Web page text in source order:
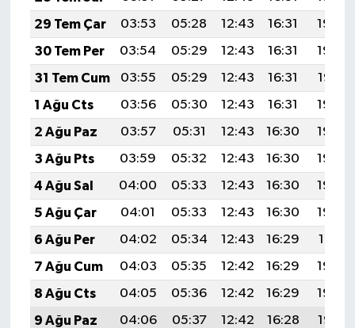
29 Tem Çar
03:53 05:28 12:43 16:31
19:48
30 Tem Per
03:54 05:29 12:43 16:31
19:48
31 Tem Cum
03:55 05:29 12:43 16:31
19:47
1 Ağu Cts
03:56 05:30 12:43 16:31
19:46
2 Ağu Paz
03:57 05:31 12:43 16:30
19:45
3 Ağu Pts
03:59 05:32 12:43 16:30
19:44
4 Ağu Sal
04:00 05:33 12:43 16:30
19:43
5 Ağu Çar
04:01 05:33 12:43 16:30
19:42
6 Ağu Per
04:02 05:34 12:43 16:29
19:41
7 Ağu Cum
04:03 05:35 12:42 16:29
19:40
8 Ağu Cts
04:05 05:36 12:42 16:29
19:39
9 Ağu Paz
04:06 05:37 12:42 16:28
19:38